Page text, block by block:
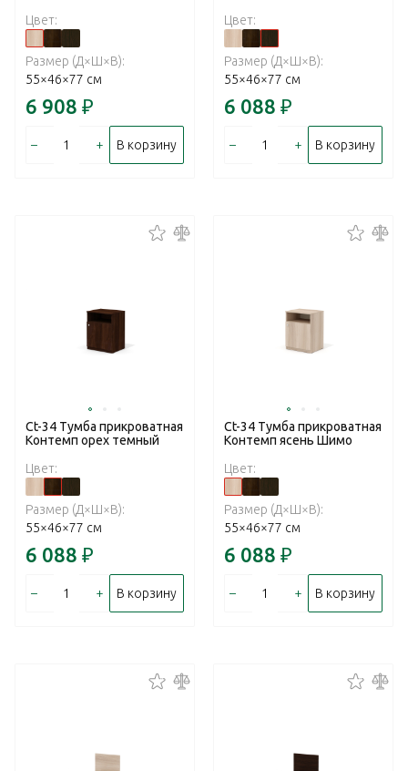
Цвет:
Размер (Д×Ш×В):
55×46×77 см
6 908 ₽
– + В корзину
Цвет:
Размер (Д×Ш×В):
55×46×77 см
6 088 ₽
– + В корзину
Ct-34 Тумба прикроватная
Контемп орех темный
Цвет:
Размер (Д×Ш×В):
55×46×77 см
6 088 ₽
– + В корзину
Ct-34 Тумба прикроватная
Контемп ясень Шимо
Цвет:
Размер (Д×Ш×В):
55×46×77 см
6 088 ₽
– + В корзину